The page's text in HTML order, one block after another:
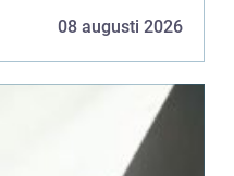
08 augusti 2026